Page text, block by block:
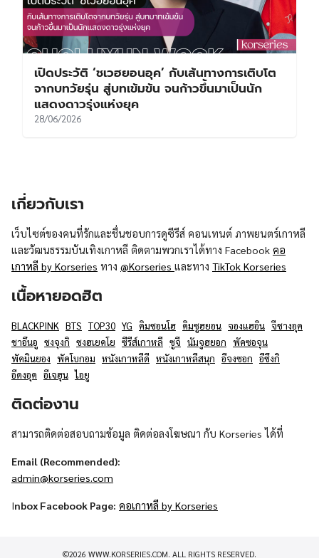
เปิดประวัติ ‘ชเวฮยอนอุค’ กับเส้นทางการเติบโต
จากบทวัยรุ่น สู่บทเข้มข้น จนก้าวขึ้นมาเป็นนัก
แสดงดาวรุ่งแห่งยุค
28/06/2026
เกี่ยวกับเรา
เว็บไซต์ของคนที่รักและชื่นชอบการดูซีรีส์ คอนเทนต์ ภาพยนตร์เกาหลี
และวัฒนธรรมบันเทิงเกาหลี ติดตามพวกเราได้ทาง Facebook คอ
เกาหลี by Korseries ทาง @Korseries และทาง TikTok Korseries
เนื้อหายอดฮิต
BLACKPINK BTS TOP30 YG คิมซอนโฮ คิมซูฮยอน จองแฮอิน จีชางอุค
ชาอึนอู ซงจุงกิ ซงฮเยคโย ซีรีส์เกาหลี ซูจี นัมจูฮยอก พัคซอจุน
พัคมินยอง พัคโบกอม หนังเกาหลีดี หนังเกาหลีสนุก อีจงซอก อีซึงกิ
อีดงอุค อีเจฮุน ไอยู
ติดต่องาน
สามารถติดต่อสอบถามข้อมูล ติดต่อลงโฆษณา กับ Korseries ได้ที่
Email (Recommended):
admin@korseries.com
Inbox Facebook Page: คอเกาหลี by Korseries
©2026 WWW.KORSERIES.COM. ALL RIGHTS RESERVED.